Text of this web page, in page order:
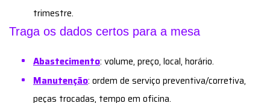
trimestre.
Traga os dados certos para a mesa
Abastecimento: volume, preço, local, horário.
Manutenção: ordem de serviço preventiva/corretiva,
peças trocadas, tempo em oficina.